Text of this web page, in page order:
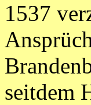
1537
seitdem